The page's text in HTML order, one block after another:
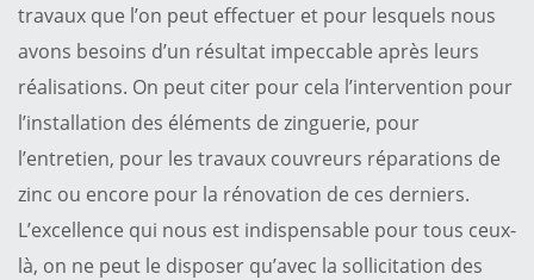
travaux que l’on peut effectuer et pour lesquels nous
avons besoins d’un résultat impeccable après leurs
réalisations. On peut citer pour cela l’intervention pour
l’installation des éléments de zinguerie, pour
l’entretien, pour les travaux couvreurs réparations de
zinc ou encore pour la rénovation de ces derniers.
L’excellence qui nous est indispensable pour tous ceux-
là, on ne peut le disposer qu’avec la sollicitation des